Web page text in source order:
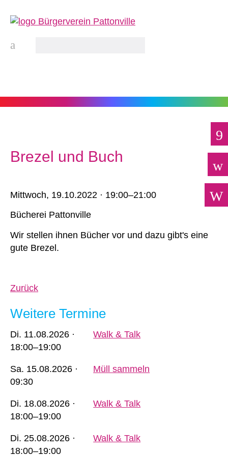
Brezel und Buch
Mittwoch, 19.10.2022 · 19:00–21:00
Bücherei Pattonville
Wir stellen ihnen Bücher vor und dazu gibt's eine
gute Brezel.
Zurück
Weitere Termine
Di. 11.08.2026 ·
18:00–19:00
Walk & Talk
Sa. 15.08.2026 ·
09:30
Müll sammeln
Di. 18.08.2026 ·
18:00–19:00
Walk & Talk
Di. 25.08.2026 ·
18:00–19:00
Walk & Talk